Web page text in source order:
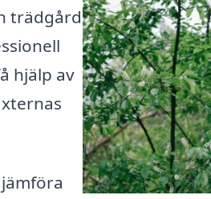
trädgård
hjälp av